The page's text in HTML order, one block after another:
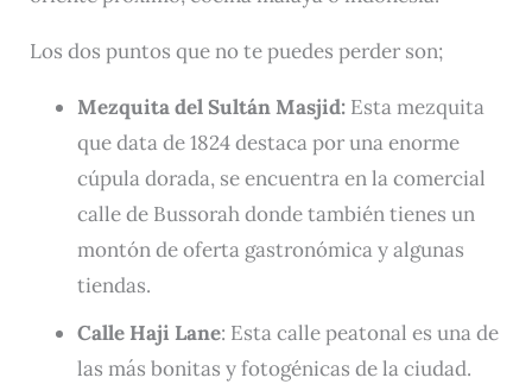
Los dos puntos que no te puedes perder son;
Mezquita del Sultán Masjid: Esta mezquita
que data de 1824 destaca por una enorme
cúpula dorada, se encuentra en la comercial
calle de Bussorah donde también tienes un
montón de oferta gastronómica y algunas
tiendas.
Calle Haji Lane: Esta calle peatonal es una de
las más bonitas y fotogénicas de la ciudad.